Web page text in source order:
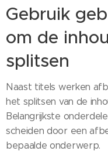
Gebruik
om de
splitsen
Naast titels werken
het splitsen van de
Belangrijkste
scheiden door een
bepaalde onderwerp.